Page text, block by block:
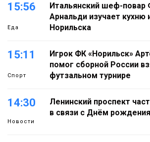
15:56
Еда
Итальянский шеф-повар
Арнальди изучает кухню
Норильска
15:11
Спорт
Игрок ФК «Норильск»
помог сборной России
футзальном турнире
14:30
Новости
Ленинский проспект
в связи с Днём